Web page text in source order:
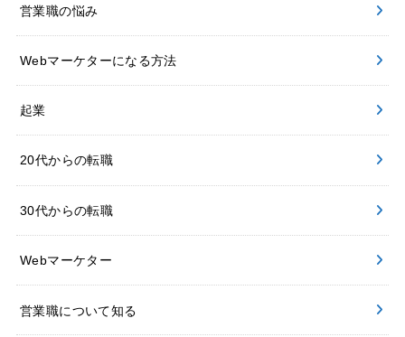
営業職の悩み
Webマーケターになる方法
起業
20代からの転職
30代からの転職
Webマーケター
営業職について知る